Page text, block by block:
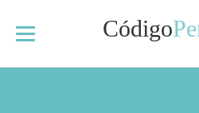
Código